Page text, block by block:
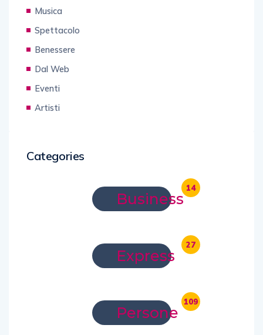
Musica
Spettacolo
Benessere
Dal Web
Eventi
Artisti
Categories
Business
14
Express
27
Persone
109